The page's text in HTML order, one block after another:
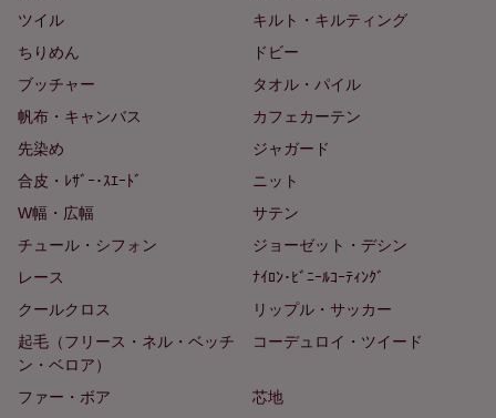
ツイル
キルト・キルティング
ちりめん
ドビー
ブッチャー
タオル・パイル
帆布・キャンバス
カフェカーテン
先染め
ジャガード
合皮・ﾚｻﾞｰ･ｽｴｰﾄﾞ
ニット
W幅・広幅
サテン
チュール・シフォン
ジョーゼット・デシン
レース
ﾅｲﾛﾝ･ﾋﾞﾆｰﾙｺｰﾃｨﾝｸﾞ
クールクロス
リップル・サッカー
起毛（フリース・ネル・ベッチ
ン・ベロア）
コーデュロイ・ツイード
ファー・ボア
芯地